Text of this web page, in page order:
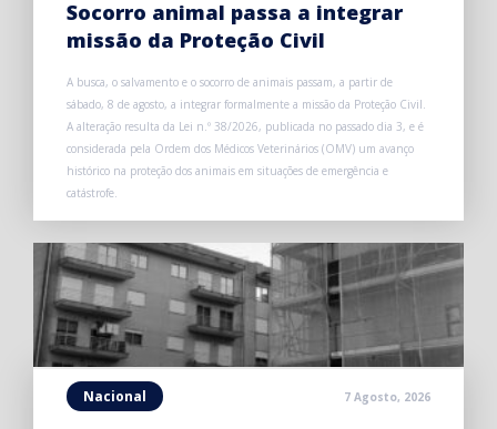
Socorro animal passa a integrar
missão da Proteção Civil
A busca, o salvamento e o socorro de animais passam, a partir de
sábado, 8 de agosto, a integrar formalmente a missão da Proteção Civil.
A alteração resulta da Lei n.º 38/2026, publicada no passado dia 3, e é
considerada pela Ordem dos Médicos Veterinários (OMV) um avanço
histórico na proteção dos animais em situações de emergência e
catástrofe.
Nacional 7 Agosto, 2026